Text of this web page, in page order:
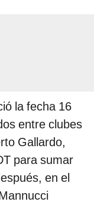
la fecha 16
entre clubes
Gallardo,
para sumar
en el